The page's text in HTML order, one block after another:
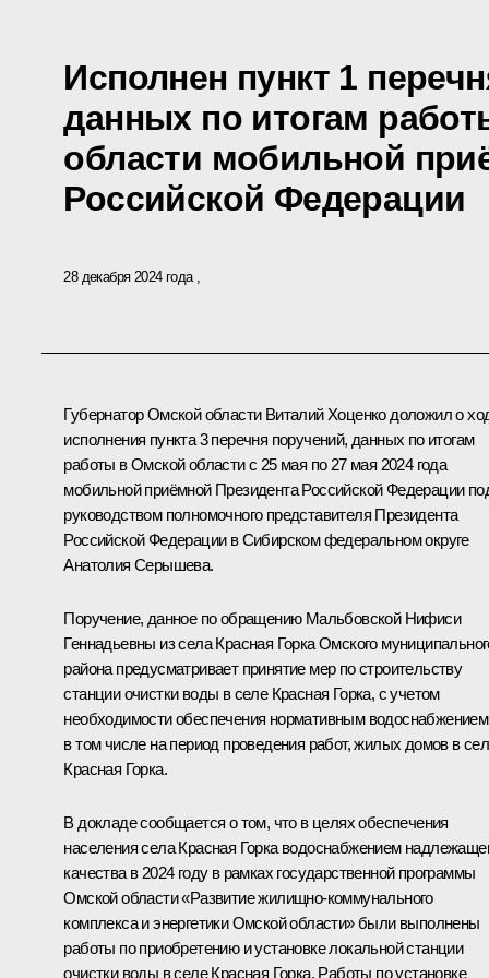
Исполнен пункт 1
данных по итогам
области мобильной
Российской Федерации
28 декабря 2024 года
Губернатор Омской области Виталий Хоценко доложил о
исполнения пункта 3 перечня поручений, данных по итогам
работы в Омской области с 25 мая по 27 мая 2024 года
мобильной приёмной Президента Российской Федерации
руководством полномочного представителя Президента
Российской Федерации в Сибирском федеральном округе
Анатолия Серышева.
Поручение, данное по обращению Мальбовской Нифиси
Геннадьевны из села Красная Горка Омского
района предусматривает принятие мер по строительству
станции очистки воды в селе Красная Горка, с учетом
необходимости обеспечения нормативным
в том числе на период проведения работ, жилых домов в
Красная Горка.
В докладе сообщается о том, что в целях обеспечения
населения села Красная Горка водоснабжением
качества в 2024 году в рамках государственной программы
Омской области «Развитие жилищно-коммунального
комплекса и энергетики Омской области» были выполнены
работы по приобретению и установке локальной станции
очистки воды в селе Красная Горка. Работы по установке